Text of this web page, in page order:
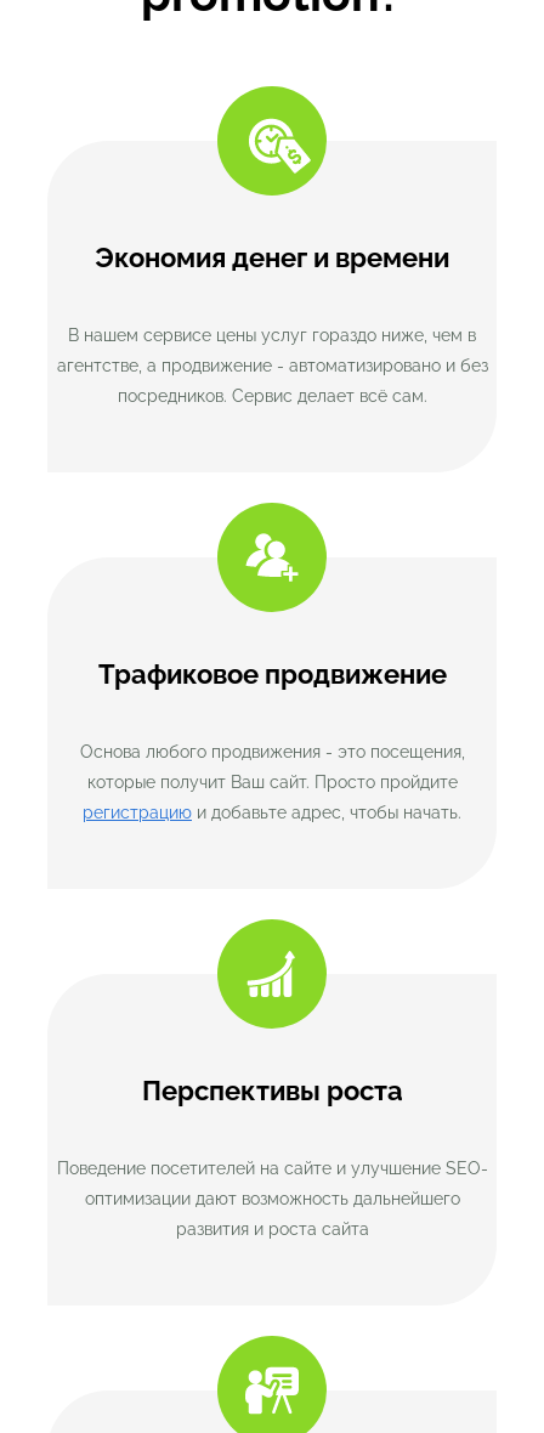
Экономия денег и времени
В нашем сервисе цены услуг гораздо ниже, чем в
агентстве, а продвижение - автоматизировано и без
посредников. Сервис делает всё сам.
Трафиковое продвижение
Основа любого продвижения - это посещения,
которые получит Ваш сайт. Просто пройдите
регистрацию и добавьте адрес, чтобы начать.
Перспективы роста
Поведение посетителей на сайте и улучшение SEO-
оптимизации дают возможность дальнейшего
развития и роста сайта